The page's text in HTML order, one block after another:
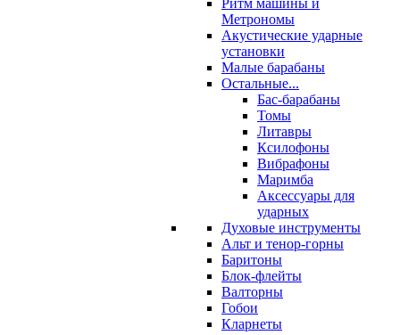
Ритм машины и
Метрономы
Акустические ударные
установки
Малые барабаны
Остальные...
Бас-барабаны
Томы
Литавры
Ксилофоны
Вибрафоны
Маримба
Аксессуары для
ударных
Духовые инструменты
Альт и тенор-горны
Баритоны
Блок-флейты
Валторны
Гобои
Кларнеты